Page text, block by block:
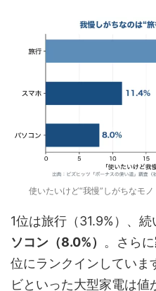
使いたいけど“我慢”しがちなモ
1位は旅行（31.9%）、続
ソコン（8.0%） 。さらに
位にランクインしていま
ビといった大型家電は